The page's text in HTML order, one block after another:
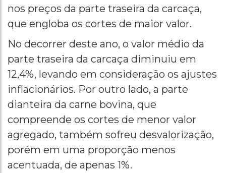
nos preços da parte traseira da carcaça,
que engloba os cortes de maior valor.
No decorrer deste ano, o valor médio da
parte traseira da carcaça diminuiu em
12,4%, levando em consideração os ajustes
inflacionários. Por outro lado, a parte
dianteira da carne bovina, que
compreende os cortes de menor valor
agregado, também sofreu desvalorização,
porém em uma proporção menos
acentuada, de apenas 1%.